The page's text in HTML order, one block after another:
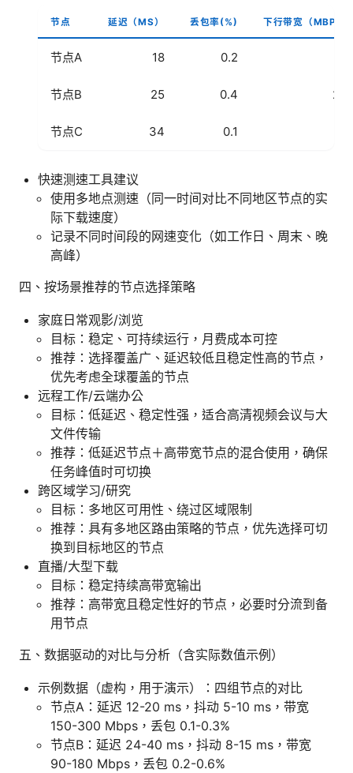
节点 延迟（MS） 丢包率(%) 下行带宽（MBPS）
节点A 18 0.2
节点B 25 0.4 260
节点C 34 0.1
快速测速工具建议
使用多地点测速（同一时间对比不同地区节点的实
际下载速度）
记录不同时间段的网速变化（如工作日、周末、晚
高峰）
四、按场景推荐的节点选择策略
家庭日常观影/浏览
目标：稳定、可持续运行，月费成本可控
推荐：选择覆盖广、延迟较低且稳定性高的节点，
优先考虑全球覆盖的节点
远程工作/云端办公
目标：低延迟、稳定性强，适合高清视频会议与大
文件传输
推荐：低延迟节点＋高带宽节点的混合使用，确保
任务峰值时可切换
跨区域学习/研究
目标：多地区可用性、绕过区域限制
推荐：具有多地区路由策略的节点，优先选择可切
换到目标地区的节点
直播/大型下载
目标：稳定持续高带宽输出
推荐：高带宽且稳定性好的节点，必要时分流到备
用节点
五、数据驱动的对比与分析（含实际数值示例）
示例数据（虚构，用于演示）：四组节点的对比
节点A：延迟 12-20 ms，抖动 5-10 ms，带宽
150-300 Mbps，丢包 0.1-0.3%
节点B：延迟 24-40 ms，抖动 8-15 ms，带宽
90-180 Mbps，丢包 0.2-0.6%